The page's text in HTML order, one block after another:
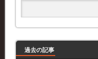
過去の記事